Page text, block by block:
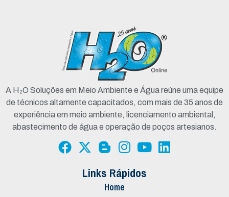
A H₂O Soluções em Meio Ambiente e Água reúne uma equipe
de técnicos altamente capacitados, com mais de 35 anos de
experiência em meio ambiente, licenciamento ambiental,
abastecimento de água e operação de poços artesianos.
Links Rápidos
Home